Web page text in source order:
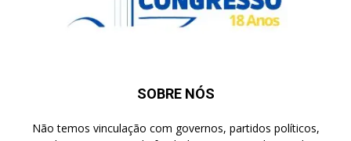
SOBRE NÓS
Não temos vinculação com governos, partidos políticos,